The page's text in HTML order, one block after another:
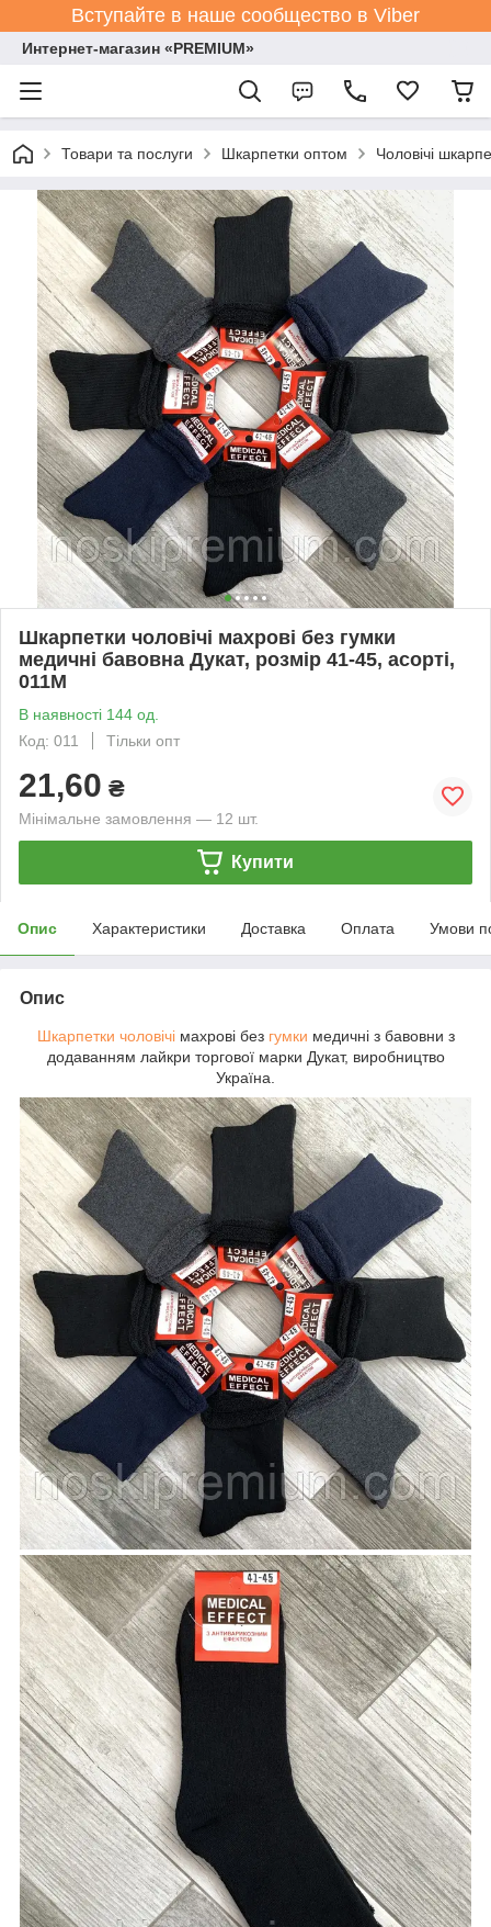
Вступайте в наше сообщество в Viber
Интернет-магазин «PREMIUM»
Товари та послуги Шкарпетки оптом Чоловічі
Шкарпетки чоловічі махрові без гумки
медичні бавовна Дукат, розмір 41-45, асорті,
011М
В наявності 144 од.
Код: 011
Тільки опт
21,60 ₴
Мінімальне замовлення — 12 шт.
Купити
Опис Характеристики Доставка Оплата Умови
Опис
Шкарпетки чоловічімахрові без гумки медичні з бавовни з
додаванням лайкри торгової марки Дукат, виробництво
Україна.